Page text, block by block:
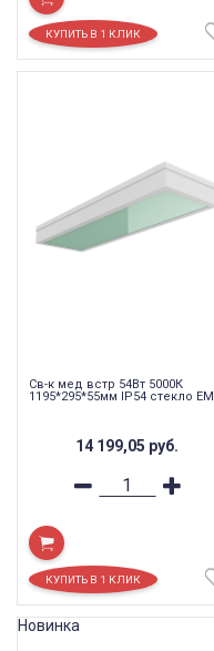
Св-к мед встр 54Вт 5000К
1195*295*55мм IP54 стекло EM
14 199,05 руб.
Новинка